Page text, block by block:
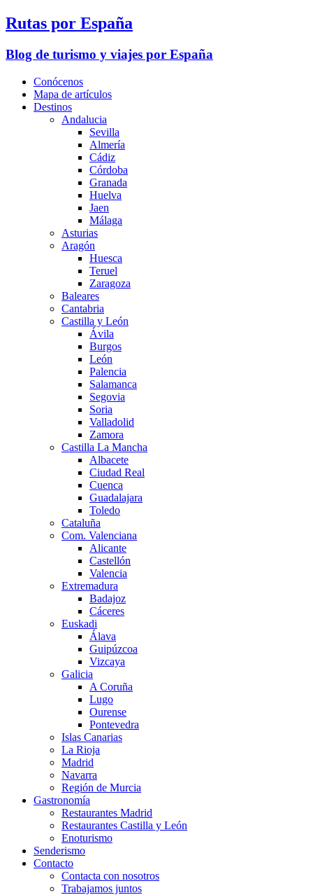
Rutas por España
Blog de turismo y viajes por España
Conócenos
Mapa de artículos
Destinos
Andalucia
Sevilla
Almería
Cádiz
Córdoba
Granada
Huelva
Jaen
Málaga
Asturias
Aragón
Huesca
Teruel
Zaragoza
Baleares
Cantabria
Castilla y León
Ávila
Burgos
León
Palencia
Salamanca
Segovia
Soria
Valladolid
Zamora
Castilla La Mancha
Albacete
Ciudad Real
Cuenca
Guadalajara
Toledo
Cataluña
Com. Valenciana
Alicante
Castellón
Valencia
Extremadura
Badajoz
Cáceres
Euskadi
Álava
Guipúzcoa
Vizcaya
Galicia
A Coruña
Lugo
Ourense
Pontevedra
Islas Canarias
La Rioja
Madrid
Navarra
Región de Murcia
Gastronomía
Restaurantes Madrid
Restaurantes Castilla y León
Enoturismo
Senderismo
Contacto
Contacta con nosotros
Trabajamos juntos